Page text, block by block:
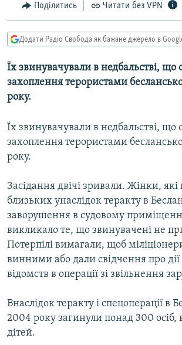
пошукуКУЛЬТУРА
СПОРТ
СВІТ
КРИМ.РЕАЛІЇ
ТИ ЯК?
КИТАЙ.ВИКЛИКИ
МУЛЬТИМЕДІА
СПЕЦПРОЄКТИ
ПОДКАСТИ
КРИМ РЕАЛІЇ
РУС
УКР
КТАТ
ДОЛУЧАЙСЯ!
Поділитись Читати без VPN
Додати Радіо Свобода як бажане джерело в
Їх звинувачували в недбальстві,
захоплення терористами
року.
Їх звинувачували в недбальстві,
захоплення терористами
року.
Засідання двічі зривали. Жінки, які
близьких унаслідок теракту в
заворушення в судовому
викликало те, що звинувачені не
Потерпілі вимагали, щоб
винними або дали свідчення про
відомств в операції зі звільнення
Внаслідок теракту і спецоперації в
2004 року загинули понад 300 осіб,
дітей.